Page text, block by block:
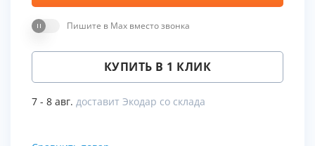
Пишите в Max вместо звонка
КУПИТЬ В 1 КЛИК
7 - 8 авг. доставит Экодар со склада